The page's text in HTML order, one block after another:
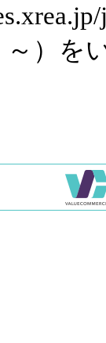
～）を